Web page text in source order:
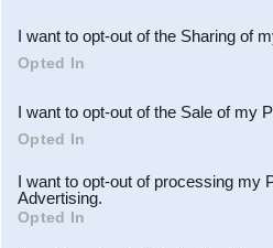
Downstream Participants
third parties.
I want to opt-out of the Sharing of
Opted In
I want to opt-out of the Sale of my
Opted In
I want to opt-out of processing my
Advertising.
Opted In